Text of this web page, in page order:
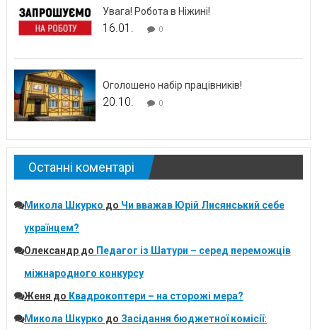
Увага! Робота в Ніжині!
16.01. 0
Оголошено набір працівників!
20.10. 0
Останні коментарі
Микола Шкурко до Чи вважав Юрій Лисянський себе
українцем?
Олександрдо Педагог із Шатури – серед переможців
міжнародного конкурсу
Женя до Квадрокоптери – на сторожі мера?
Микола Шкурко до Засідання бюджетної комісії: